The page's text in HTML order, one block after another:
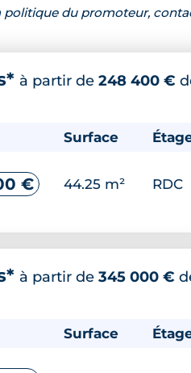
politique du promoteur,
à partir de 248 400 €
Surface
€ 44.25 m² RDC
à partir de 345 000 €
Surface